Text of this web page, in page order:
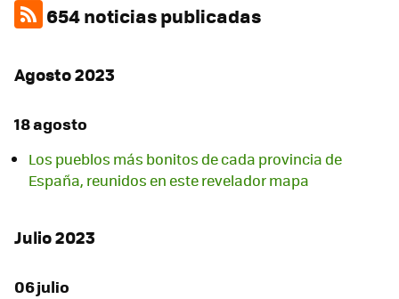
654 noticias publicadas
Agosto 2023
18 agosto
Los pueblos más bonitos de cada provincia de
España, reunidos en este revelador mapa
Julio 2023
06 julio